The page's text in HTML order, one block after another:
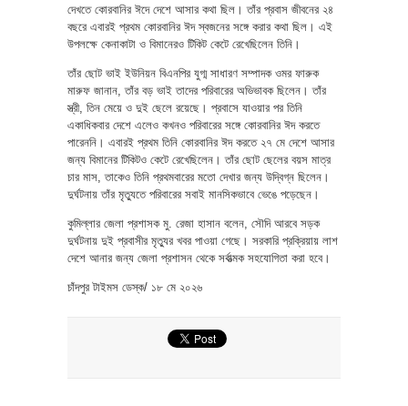
দেখতে কোরবানির ঈদে দেশে আসার কথা ছিল। তাঁর প্রবাস জীবনের ২৪
বছরে এবারই প্রথম কোরবানির ঈদ স্বজনের সঙ্গে করার কথা ছিল। এই
উপলক্ষে কেনাকাটা ও বিমানেরও টিকিট কেটে রেখেছিলেন তিনি।
তাঁর ছোট ভাই ইউনিয়ন বিএনপির যুগ্ম সাধারণ সম্পাদক ওমর ফারুক
মারুফ জানান, তাঁর বড় ভাই তাদের পরিবারের অভিভাবক ছিলেন। তাঁর
স্ত্রী, তিন মেয়ে ও দুই ছেলে রয়েছে। প্রবাসে যাওয়ার পর তিনি
একাধিকবার দেশে এলেও কখনও পরিবারের সঙ্গে কোরবানির ঈদ করতে
পারেননি। এবারই প্রথম তিনি কোরবানির ঈদ করতে ২৭ মে দেশে আসার
জন্য বিমানের টিকিটও কেটে রেখেছিলেন। তাঁর ছোট ছেলের বয়স মাত্র
চার মাস, তাকেও তিনি প্রথমবারের মতো দেখার জন্য উদ্বিগ্ন ছিলেন।
দুর্ঘটনায় তাঁর মৃত্যুতে পরিবারের সবাই মানসিকভাবে ভেঙে পড়েছেন।
কুমিল্লার জেলা প্রশাসক মু. রেজা হাসান বলেন, সৌদি আরবে সড়ক
দুর্ঘটনায় দুই প্রবাসীর মৃত্যুর খবর পাওয়া গেছে। সরকারি প্রক্রিয়ায় লাশ
দেশে আনার জন্য জেলা প্রশাসন থেকে সর্বাত্মক সহযোগিতা করা হবে।
চাঁদপুর টাইমস ডেস্ক/ ১৮ মে ২০২৬